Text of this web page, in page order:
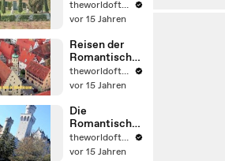
theworldoftravel2
vor 15 Jahren
Reisen der
Romantische
n Straße
theworldoftravel2
vor 15 Jahren
Die
Romantische
Straße -
Fssen -
theworldoftravel2
vor 15 Jahren